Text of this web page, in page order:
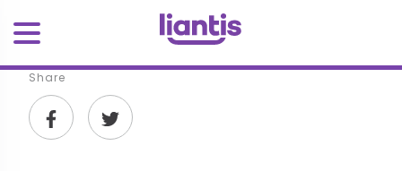
Share